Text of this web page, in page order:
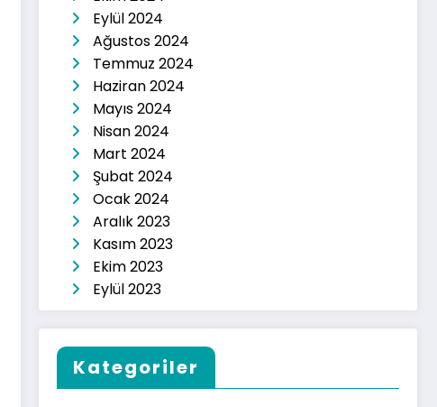
Eylül 2024
Ağustos 2024
Temmuz 2024
Haziran 2024
Mayıs 2024
Nisan 2024
Mart 2024
Şubat 2024
Ocak 2024
Aralık 2023
Kasım 2023
Ekim 2023
Eylül 2023
Kategoriler